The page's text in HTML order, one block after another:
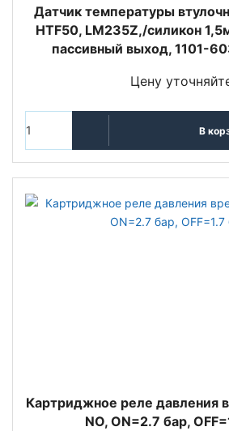
Датчик температуры
HTF50, LM235Z,/силикон
пассивный выход, 1101-
Цену
В
Картриджное реле давления
NO, ON=2.7 бар,